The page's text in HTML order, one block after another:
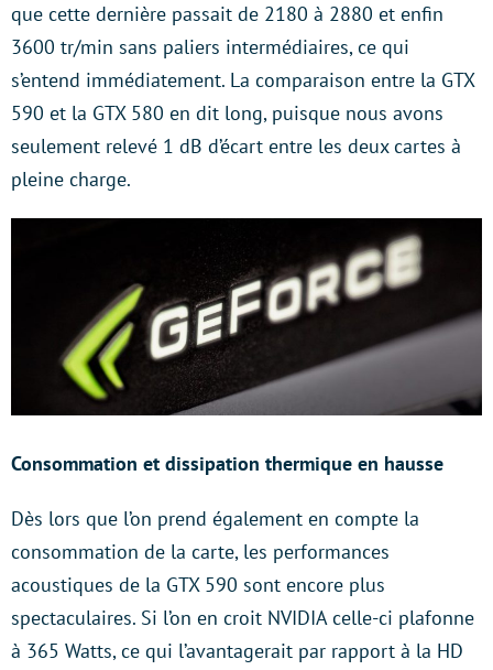
que cette dernière passait de 2180 à 2880 et enfin
3600 tr/min sans paliers intermédiaires, ce qui
s’entend immédiatement. La comparaison entre la GTX
590 et la GTX 580 en dit long, puisque nous avons
seulement relevé 1 dB d’écart entre les deux cartes à
pleine charge.
Consommation et dissipation thermique en hausse
Dès lors que l’on prend également en compte la
consommation de la carte, les performances
acoustiques de la GTX 590 sont encore plus
spectaculaires. Si l’on en croit NVIDIA celle-ci plafonne
à 365 Watts, ce qui l’avantagerait par rapport à la HD